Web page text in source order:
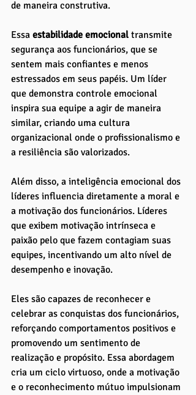
de maneira construtiva.
Essa estabilidade emocional transmite
segurança aos funcionários, que se
sentem mais confiantes e menos
estressados em seus papéis. Um líder
que demonstra controle emocional
inspira sua equipe a agir de maneira
similar, criando uma cultura
organizacional onde o profissionalismo e
a resiliência são valorizados.
Além disso, a inteligência emocional dos
líderes influencia diretamente a moral e
a motivação dos funcionários. Líderes
que exibem motivação intrínseca e
paixão pelo que fazem contagiam suas
equipes, incentivando um alto nível de
desempenho e inovação.
Eles são capazes de reconhecer e
celebrar as conquistas dos funcionários,
reforçando comportamentos positivos e
promovendo um sentimento de
realização e propósito. Essa abordagem
cria um ciclo virtuoso, onde a motivação
e o reconhecimento mútuo impulsionam